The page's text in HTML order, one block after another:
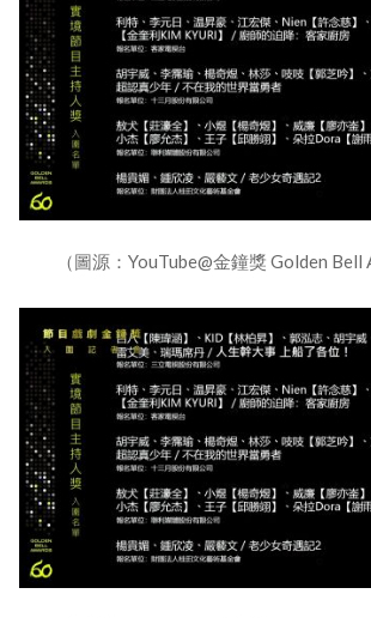
（圖源：YouTube@金鐘獎 Golden Bell